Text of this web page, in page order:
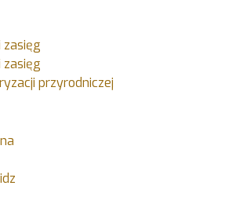
zasięg
zasięg
przyrodniczej